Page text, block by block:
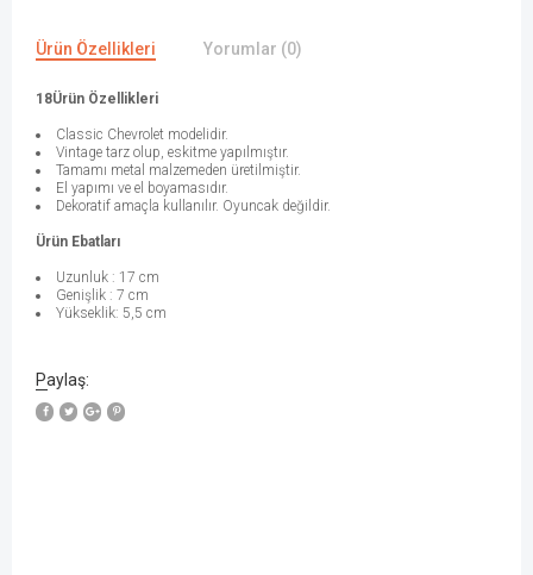
Ürün Özellikleri Yorumlar (0)
18Ürün Özellikleri
Classic Chevrolet modelidir.
Vintage tarz olup, eskitme yapılmıştır.
Tamamı metal malzemeden üretilmiştir.
El yapımı ve el boyamasıdır.
Dekoratif amaçla kullanılır. Oyuncak değildir.
Ürün Ebatları
Uzunluk : 17 cm
Genişlik : 7 cm
Yükseklik: 5,5 cm
Paylaş: